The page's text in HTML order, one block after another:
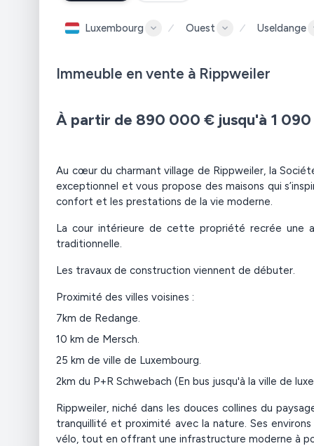
Luxembourg Ouest Useldange
Immeuble en vente à Rippweiler
À partir de 890 000 € jusqu'à 1
Au cœur du charmant village de Rippweiler, la
exceptionnel et vous propose des maisons qui
confort et les prestations de la vie moderne.
La cour intérieure de cette propriété recrée une
traditionnelle.
Les travaux de construction viennent de débuter.
Proximité des villes voisines :
7km de Redange.
10 km de Mersch.
25 km de ville de Luxembourg.
2km du P+R Schwebach (En bus jusqu'à la ville de
Rippweiler, niché dans les douces collines du
tranquillité et proximité avec la nature. Ses
vélo, tout en offrant une infrastructure moderne à